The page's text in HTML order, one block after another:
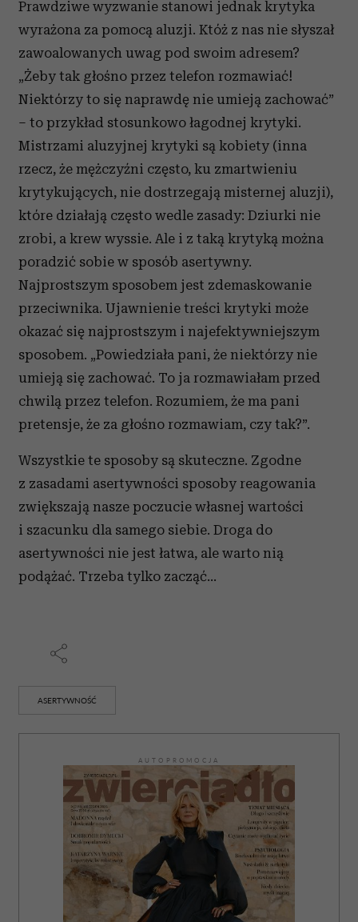
Prawdziwe wyzwanie stanowi jednak krytyka
wyrażona za pomocą aluzji. Któż z nas nie słyszał
zawoalowanych uwag pod swoim adresem?
„Żeby tak głośno przez telefon rozmawiać!
Niektórzy to się naprawdę nie umieją zachować”
– to przykład stosunkowo łagodnej krytyki.
Mistrzami aluzyjnej krytyki są kobiety (inna
rzecz, że mężczyźni często, ku zmartwieniu
krytykujących, nie dostrzegają misternej aluzji),
które działają często wedle zasady: Dziurki nie
zrobi, a krew wyssie. Ale i z taką krytyką można
poradzić sobie w sposób asertywny.
Najprostszym sposobem jest zdemaskowanie
przeciwnika. Ujawnienie treści krytyki może
okazać się najprostszym i najefektywniejszym
sposobem. „Powiedziała pani, że niektórzy nie
umieją się zachować. To ja rozmawiałam przed
chwilą przez telefon. Rozumiem, że ma pani
pretensje, że za głośno rozmawiam, czy tak?”.
Wszystkie te sposoby są skuteczne. Zgodne
z zasadami asertywności sposoby reagowania
zwiększają nasze poczucie własnej wartości
i szacunku dla samego siebie. Droga do
asertywności nie jest łatwa, ale warto nią
podążać. Trzeba tylko zacząć…
ASERTYWNOŚĆ
AUTOPROMOCJA